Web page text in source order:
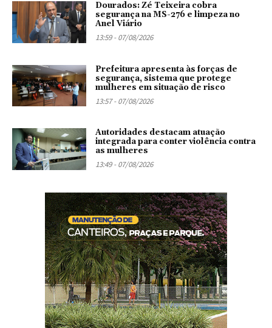
Dourados: Zé Teixeira cobra
segurança na MS-276 e limpeza no
Anel Viário
13:59 - 07/08/2026
Prefeitura apresenta às forças de
segurança, sistema que protege
mulheres em situação de risco
13:57 - 07/08/2026
Autoridades destacam atuação
integrada para conter violência contra
as mulheres
13:49 - 07/08/2026